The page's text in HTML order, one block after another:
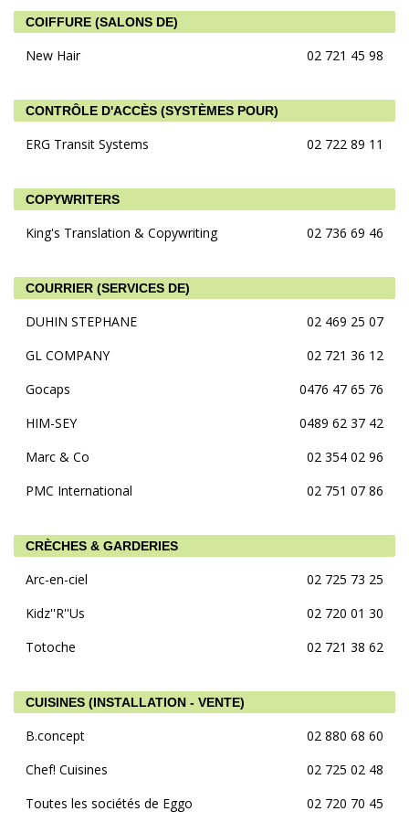
COIFFURE (SALONS DE)
New Hair 02 721 45 98
CONTRÔLE D'ACCÈS (SYSTÈMES POUR)
ERG Transit Systems 02 722 89 11
COPYWRITERS
King's Translation & Copywriting 02 736 69 46
COURRIER (SERVICES DE)
DUHIN STEPHANE
02 469 25 07
GL COMPANY
02 721 36 12
Gocaps
0476 47 65 76
HIM-SEY
0489 62 37 42
Marc & Co
02 354 02 96
PMC International
02 751 07 86
CRÈCHES & GARDERIES
Arc-en-ciel
02 725 73 25
Kidz''R''Us
02 720 01 30
Totoche
02 721 38 62
CUISINES (INSTALLATION - VENTE)
B.concept
02 880 68 60
Chef! Cuisines
02 725 02 48
Toutes les sociétés de Eggo
02 720 70 45